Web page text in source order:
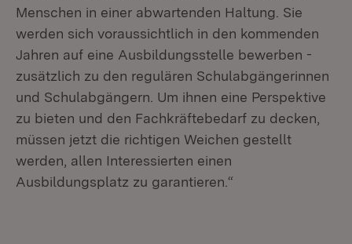
Menschen in einer abwartenden Haltung. Sie
werden sich voraussichtlich in den kommenden
Jahren auf eine Ausbildungsstelle bewerben -
zusätzlich zu den regulären Schulabgängerinnen
und Schulabgängern. Um ihnen eine Perspektive
zu bieten und den Fachkräftebedarf zu decken,
müssen jetzt die richtigen Weichen gestellt
werden, allen Interessierten einen
Ausbildungsplatz zu garantieren.“